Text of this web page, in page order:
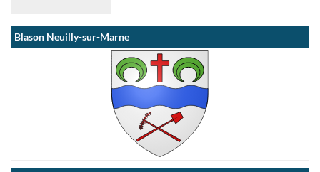
Blason Neuilly-sur-Marne